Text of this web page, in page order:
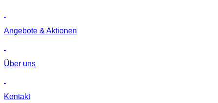
Angebote & Aktionen
Über uns
Kontakt